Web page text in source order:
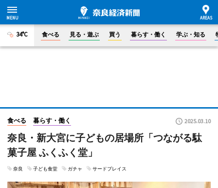
34°C 食べる 見る・遊ぶ 買う 暮らす・働く 学ぶ・知る
食べる 暮らす・働く 2025.03.10
奈良・新大宮に子どもの居場所「つながる駄
菓子屋 ふくふく堂」
奈良 子ども食堂 ガチャ サードプレイス